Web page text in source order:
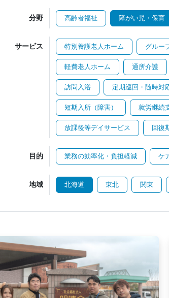
分野 高齢者福祉 障がい児・保育
サービス 特別養護老人ホーム グルー
軽費老人ホーム 通所介護
訪問入浴 定期巡回・随時対
短期入所（障害） 就労継続
放課後等デイサービス 回復
目的 業務の効率化・負担軽減 ケ
地域 北海道 東北 関東